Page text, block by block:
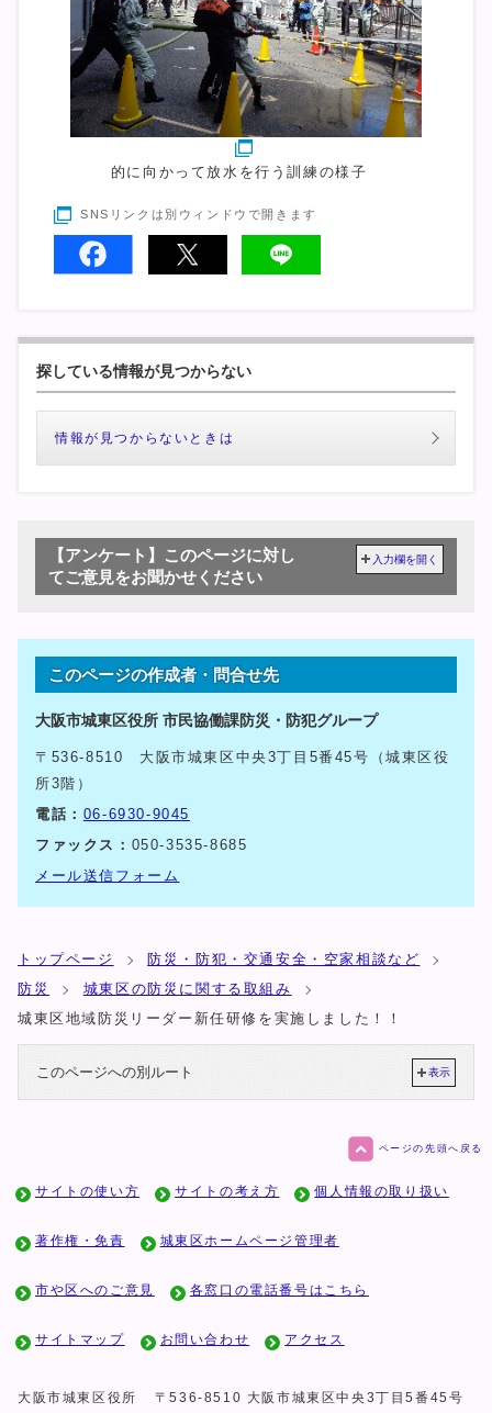
的に向かって放水を行う訓練の様子
SNSリンクは別ウィンドウで開きます
探している情報が見つからない
情報が見つからないときは
【アンケート】このページに対し
てご意見をお聞かせください
入力欄を開く
このページの作成者・問合せ先
大阪市城東区役所 市民協働課防災・防犯グループ
〒536-8510 大阪市城東区中央3丁目5番45号（城東区役
所3階）
電話： 06-6930-9045
ファックス： 050-3535-8685
メール送信フォーム
トップページ
防災・防犯・交通安全・空家相談など
防災
城東区の防災に関する取組み
城東区地域防災リーダー新任研修を実施しました！！
このページへの別ルート 表示
ページの先頭へ戻る
サイトの使い方 サイトの考え方 個人情報の取り扱い
著作権・免責 城東区ホームページ管理者
市や区へのご意見 各窓口の電話番号はこちら
サイトマップ お問い合わせ アクセス
大阪市城東区役所 〒536-8510 大阪市城東区中央3丁目5番45号